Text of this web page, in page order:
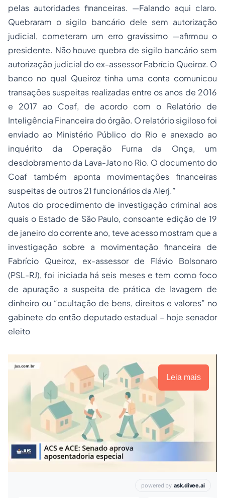
pelas autoridades financeiras. —Falando aqui claro.
Quebraram o sigilo bancário dele sem autorização
judicial, cometeram um erro gravíssimo —afirmou o
presidente. Não houve quebra de sigilo bancário sem
autorização judicial do ex-assessor Fabrício Queiroz. O
banco no qual Queiroz tinha uma conta comunicou
transações suspeitas realizadas entre os anos de 2016
e 2017 ao Coaf, de acordo com o Relatório de
Inteligência Financeira do órgão. O relatório sigiloso foi
enviado ao Ministério Público do Rio e anexado ao
inquérito da Operação Furna da Onça, um
desdobramento da Lava-Jato no Rio. O documento do
Coaf também aponta movimentações financeiras
suspeitas de outros 21 funcionários da Alerj.”
Autos do procedimento de investigação criminal aos
quais o Estado de São Paulo, consoante edição de 19
de janeiro do corrente ano, teve acesso mostram que a
investigação sobre a movimentação financeira de
Fabrício Queiroz, ex-assessor de Flávio Bolsonaro
(PSL-RJ), foi iniciada há seis meses e tem como foco
de apuração a suspeita de prática de lavagem de
dinheiro ou “ocultação de bens, direitos e valores” no
gabinete do então deputado estadual – hoje senador
eleito
Leia mais